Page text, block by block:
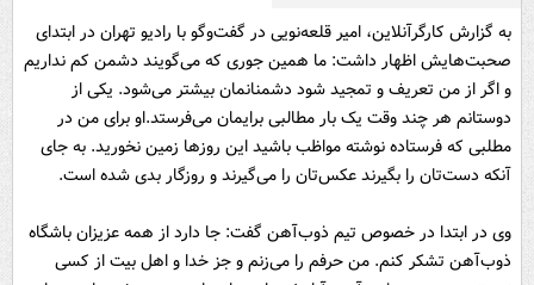
به گزارش کارگرآنلاین، امیر قلعه‌نویی در گفت‌وگو با رادیو تهران در ابتدای
صحبت‌هایش اظهار داشت: ما همین جوری که می‌گویند دشمن کم نداریم
و اگر از من تعریف و تمجید شود دشمنانمان بیشتر می‌شود. یکی از
دوستانم هر چند وقت یک بار مطالبی برایمان می‌فرستد.او برای من در
مطلبی که فرستاده نوشته مواظب باشید این روزها زمین نخورید. به جای
آنکه دست‌تان را بگیرند عکس‌تان را می‌گیرند و روزگار بدی شده است.
وی در ابتدا در خصوص تیم ذوب‌آهن گفت: جا دارد از همه عزیزان باشگاه
ذوب‌آهن تشکر کنم. من حرفم را می‌زنم و جز خدا و اهل بیت از کسی